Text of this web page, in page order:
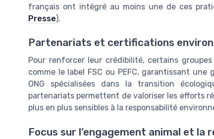
français ont intégré au moins une de ces
Presse).
Partenariats et certifications
Pour renforcer leur crédibilité, certains
comme le label FSC ou PEFC, garantissant
ONG spécialisées dans la transition
partenariats permettent de valoriser les efforts
plus en plus sensibles à la responsabilité
Focus sur l’engagement animal et la